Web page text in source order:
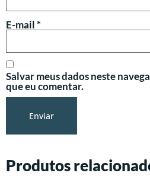
E-mail*
Salvar meus dados neste
que eu comentar.
Produtos